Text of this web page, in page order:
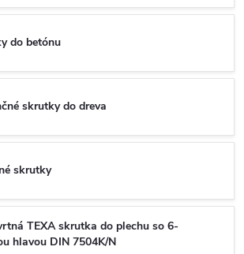
do betónu
skrutky do dreva
skrutky
TEXA skrutka do plechu so 6-
hlavou DIN 7504K/N